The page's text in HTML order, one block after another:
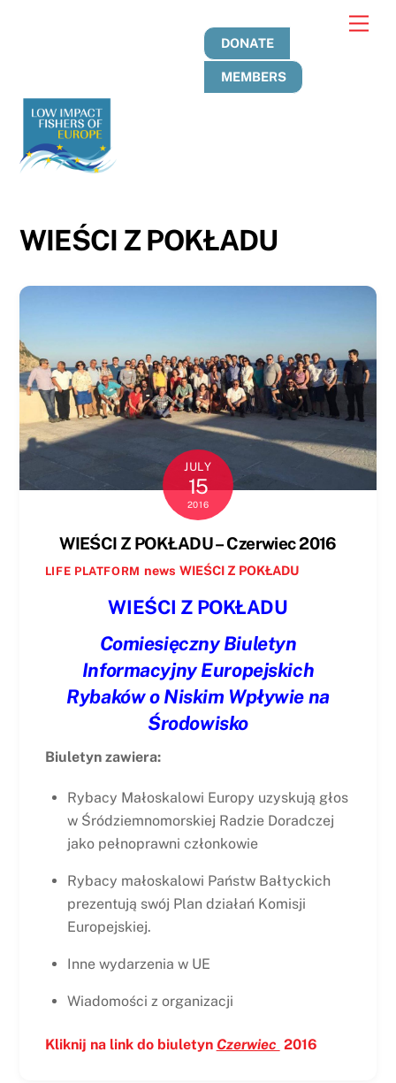
DONATE
MEMBERS
WIEŚCI Z POKŁADU
JULY
15
2016
WIEŚCI Z POKŁADU – Czerwiec 2016
LIFE PLATFORM news WIEŚCI Z POKŁADU
WIEŚCI Z POKŁADU
Comiesięczny Biuletyn
Informacyjny Europejskich
Rybaków o Niskim Wpływie na
Środowisko
Biuletyn zawiera:
Rybacy Małoskalowi Europy uzyskują głos
w Śródziemnomorskiej Radzie Doradczej
jako pełnoprawni członkowie
Rybacy małoskalowi Państw Bałtyckich
prezentują swój Plan działań Komisji
Europejskiej.
Inne wydarzenia w UE
Wiadomości z organizacji
Kliknij na link do biuletyn Czerwiec 2016